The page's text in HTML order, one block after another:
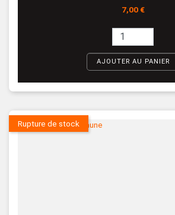
Prix
7,00 €
AJOUTER AU PANIER
Rupture de stock